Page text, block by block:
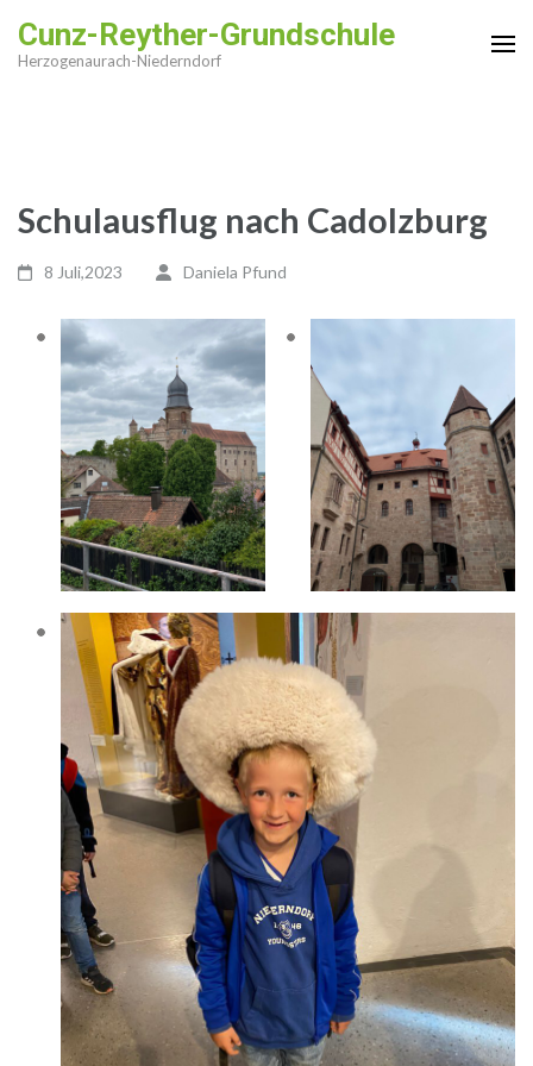
Inhalt
Cunz-Reyther-Grundschule
Herzogenaurach-Niederndorf
Schulausflug nach Cadolzburg
8 Juli,2023 Daniela Pfund